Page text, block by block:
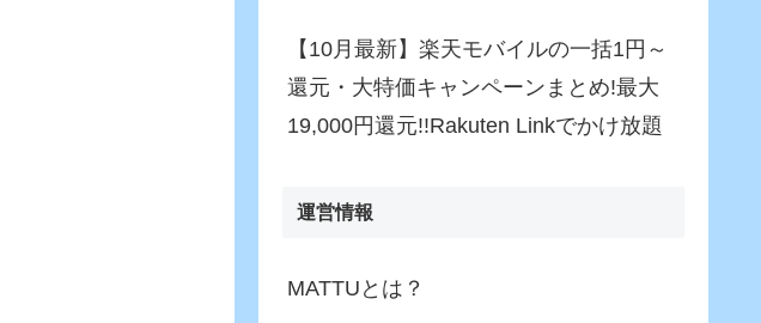
【10月最新】楽天モバイルの一括1円～
還元・大特価キャンペーンまとめ!最大
19,000円還元!!Rakuten Linkでかけ放題
運営情報
MATTUとは？